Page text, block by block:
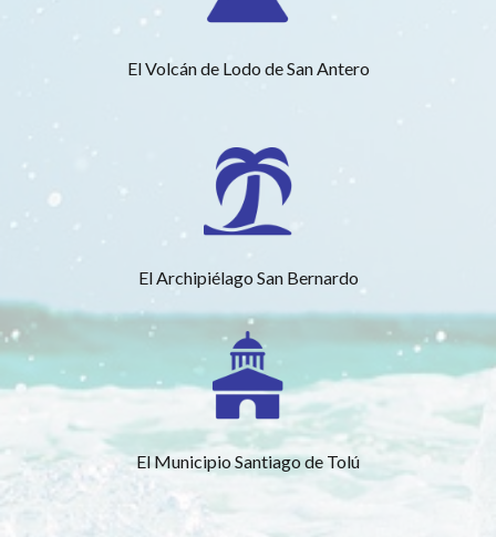
El Volcán de Lodo de San Antero
El Archipiélago San Bernardo
El Municipio Santiago de Tolú